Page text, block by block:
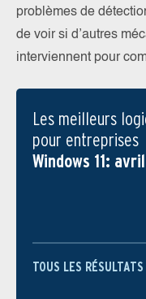
problèmes de
de voir si d’autres
interviennent pour
Les meilleurs
pour entreprises
Windows 11:
TOUS LES RÉSULTATS